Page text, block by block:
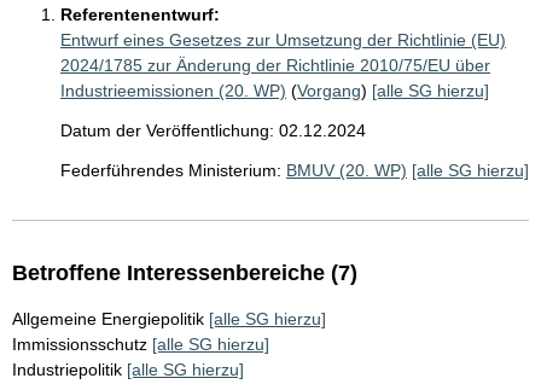
Referentenentwurf:
Entwurf eines Gesetzes zur Umsetzung der Richtlinie (EU)
2024/1785 zur Änderung der Richtlinie 2010/75/EU über
Industrieemissionen (20. WP) (Vorgang) [alle SG hierzu]
Datum der Veröffentlichung: 02.12.2024
Federführendes Ministerium: BMUV (20. WP) [alle SG hierzu]
Betroffene Interessenbereiche (7)
Allgemeine Energiepolitik [alle SG hierzu]
Immissionsschutz [alle SG hierzu]
Industriepolitik [alle SG hierzu]